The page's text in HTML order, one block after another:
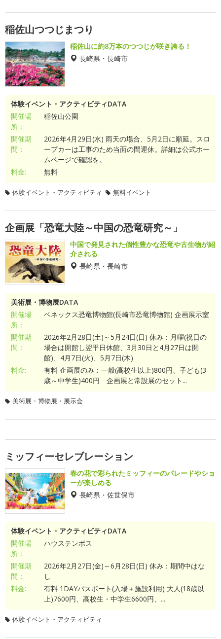
稲佐山つつじまつり
稲佐山に約8万本のつつじが咲き誇る！
長崎県・長崎市
体験イベント・アクティビティDATA
開催場
所：
稲佐山公園
開催期
間：
2026年4月29日(水) 雨天の場合、5月2日に順延。スロ
ープカーは工事のため当面の間運休。詳細は公式ホー
ムページで確認を。
料金:
無料
体験イベント・アクティビティ 無料イベント
企画展「恐竜大陸～中国の恐竜研究～」
中国で発見された個性豊かな恐竜や古生物が紹
介される
長崎県・長崎市
美術展・博物展DATA
開催場
所：
ベネックス恐竜博物館(長崎市恐竜博物館) 企画展示室
開催期
間：
2026年2月28日(土)～5月24日(日) 休み：月曜(祝日の
場合は開館し翌平日休館、3月30日と4月27日は開
館)、4月7日(火)、5月7日(木)
料金:
有料 企画展のみ：一般(高校生以上)800円、子ども(3
歳～中学生)400円 企画展と常設展のセット...
美術展・博物展・展示会
ミッフィーセレブレーション
春の花で彩られたミッフィーのパレードやショ
ーが楽しめる
長崎県・佐世保市
体験イベント・アクティビティDATA
開催場
所：
ハウステンボス
開催期
間：
2026年2月27日(金)～6月28日(日) 休み：期間中はな
し
料金:
有料 1DAYパスポート(入場＋施設利用) 大人(18歳以
上)7600円、高校生・中学生6600円、...
体験イベント・アクティビティ